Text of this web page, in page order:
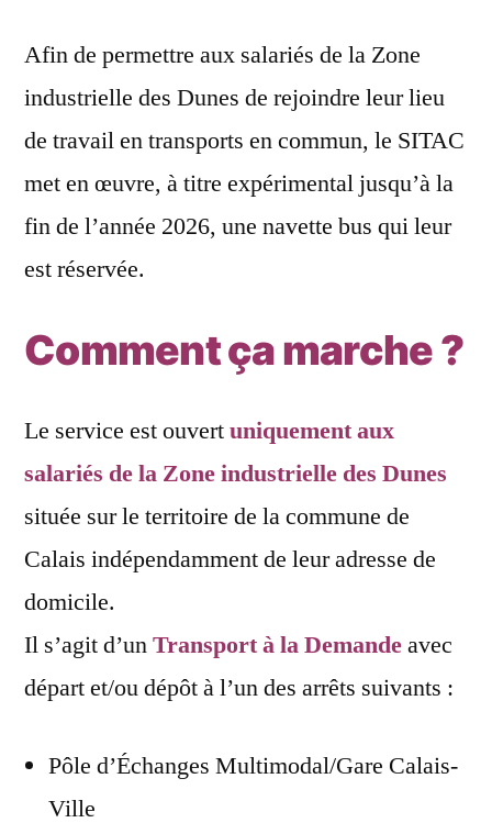
Afin de permettre aux salariés de la Zone
industrielle des Dunes de rejoindre leur lieu
de travail en transports en commun, le SITAC
met en œuvre, à titre expérimental jusqu’à la
fin de l’année 2026, une navette bus qui leur
est réservée.
Comment ça marche ?
Le service est ouvertuniquement aux
salariés de la Zone industrielle des Dunes
située sur le territoire de la commune de
Calais indépendamment de leur adresse de
domicile.
Il s’agit d’unTransport à la Demandeavec
départ et/ou dépôt à l’un des arrêts suivants :
Pôle d’Échanges Multimodal/Gare Calais-
Ville